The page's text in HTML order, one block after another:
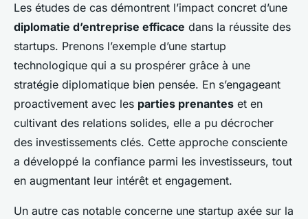
Les études de cas démontrent l’impact concret d’une
diplomatie d’entreprise efficace dans la réussite des
startups. Prenons l’exemple d’une startup
technologique qui a su prospérer grâce à une
stratégie diplomatique bien pensée. En s’engageant
proactivement avec les parties prenantes et en
cultivant des relations solides, elle a pu décrocher
des investissements clés. Cette approche consciente
a développé la confiance parmi les investisseurs, tout
en augmentant leur intérêt et engagement.
Un autre cas notable concerne une startup axée sur la